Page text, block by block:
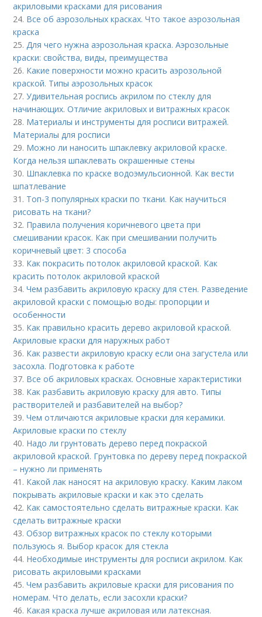
акриловыми красками для рисования
24. Все об аэрозольных красках. Что такое аэрозольная
краска
25.Для чего нужна аэрозольная краска. Аэрозольные
краски: свойства, виды, преимущества
26. Какие поверхности можно красить аэрозольной
краской. Типы аэрозольных красок
27.Удивительная роспись акрилом по стеклу для
начинающих. Отличие акриловых и витражных красок
28. Материалы и инструменты для росписи витражей.
Материалы для росписи
29. Можно ли наносить шпаклевку акриловой краске.
Когда нельзя шпаклевать окрашенные стены
30. Шпаклевка по краске водоэмульсионной. Как вести
шпатлевание
31. Топ-3 популярных краски по ткани. Как научиться
рисовать на ткани?
32. Правила получения коричневого цвета при
смешивании красок. Как при смешивании получить
коричневый цвет: 3 способа
33. Как покрасить потолок акриловой краской. Как
красить потолок акриловой краской
34.Чем разбавить акриловую краску для стен. Разведение
акриловой краски с помощью воды: пропорции и
особенности
35. Как правильно красить дерево акриловой краской.
Акриловые краски для наружных работ
36. Как развести акриловую краску если она загустела или
засохла. Подготовка к работе
37. Все об акриловых красках. Основные характеристики
38. Как разбавить акриловую краску для авто. Типы
растворителей и разбавителей на выбор?
39.Чем отличаются акриловые краски для керамики.
Акриловые краски по стеклу
40. Надо ли грунтовать дерево перед покраской
акриловой краской. Грунтовка по дереву перед покраской
– нужно ли применять
41. Какой лак наносят на акриловую краску. Каким лаком
покрывать акриловые краски и как это сделать
42. Как самостоятельно сделать витражные краски. Как
сделать витражные краски
43.Обзор витражных красок по стеклу которыми
пользуюсь я. Выбор красок для стекла
44. Необходимые инструменты для росписи акрилом. Как
рисовать акриловыми красками
45.Чем разбавить акриловые краски для рисования по
номерам. Что делать, если засохли краски?
46. Какая краска лучше акриловая или латексная.